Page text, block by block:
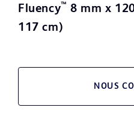
Fluency™ 8 mm x
117 cm)
NOUS